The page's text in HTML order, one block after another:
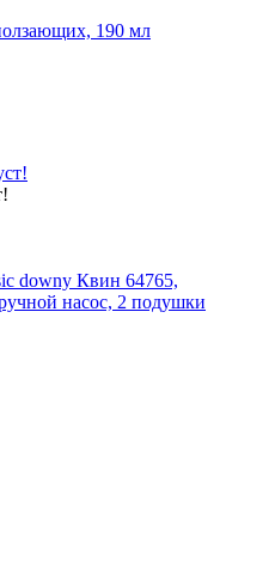
190 мл
downy Квин 64765,
насос, 2 подушки